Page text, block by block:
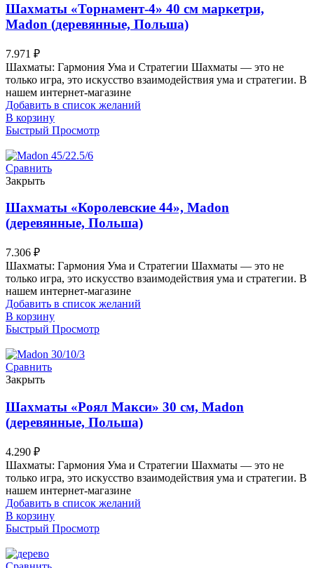
Шахматы «Торнамент-4» 40 см маркетри,
Madon (деревянные, Польша)
7.971 ₽
Шахматы: Гармония Ума и Стратегии Шахматы — это не
только игра, это искусство взаимодействия ума и стратегии. В
нашем интернет-магазине
Добавить в список желаний
В корзину
Быстрый Просмотр
Сравнить
Закрыть
Шахматы «Королевские 44», Madon
(деревянные, Польша)
7.306 ₽
Шахматы: Гармония Ума и Стратегии Шахматы — это не
только игра, это искусство взаимодействия ума и стратегии. В
нашем интернет-магазине
Добавить в список желаний
В корзину
Быстрый Просмотр
Сравнить
Закрыть
Шахматы «Роял Макси» 30 см, Madon
(деревянные, Польша)
4.290 ₽
Шахматы: Гармония Ума и Стратегии Шахматы — это не
только игра, это искусство взаимодействия ума и стратегии. В
нашем интернет-магазине
Добавить в список желаний
В корзину
Быстрый Просмотр